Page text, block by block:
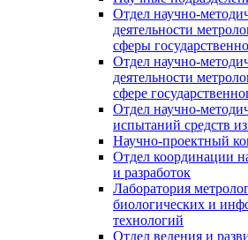
Отдел научно-
деятельности
сферы
Отдел научно-
деятельности
сфере
Отдел научно-
испытаний средств
Научно-проектный
Отдел координации
и разработок
Лаборатория
биологических и
технологий
Отдел ведения и